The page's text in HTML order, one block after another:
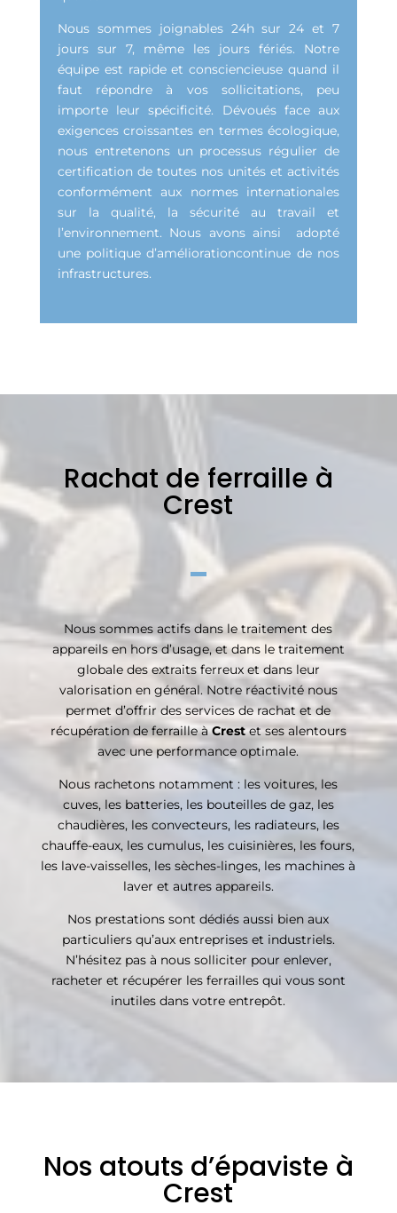
Nous sommes joignables 24h sur 24 et 7
jours sur 7, même les jours fériés. Notre
équipe est rapide et consciencieuse quand il
faut répondre à vos sollicitations, peu
importe leur spécificité. Dévoués face aux
exigences croissantes en termes écologique,
nous entretenons un processus régulier de
certification de toutes nos unités et activités
conformément aux normes internationales
sur la qualité, la sécurité au travail et
l’environnement. Nous avons ainsi adopté
une politique d’améliorationcontinue de nos
infrastructures.
Rachat de ferraille à
Crest
Nous sommes actifs dans le traitement des
appareils en hors d’usage, et dans le traitement
globale des extraits ferreux et dans leur
valorisation en général. Notre réactivité nous
permet d’offrir des services de rachat et de
récupération de ferraille àCrestet ses alentours
avec une performance optimale.
Nous rachetons notamment : les voitures, les
cuves, les batteries, les bouteilles de gaz, les
chaudières, les convecteurs, les radiateurs, les
chauffe-eaux, les cumulus, les cuisinières, les fours,
les lave-vaisselles, les sèches-linges, les machines à
laver et autres appareils.
Nos prestations sont dédiés aussi bien aux
particuliers qu’aux entreprises et industriels.
N’hésitez pas à nous solliciter pour enlever,
racheter et récupérer les ferrailles qui vous sont
inutiles dans votre entrepôt.
Nos atouts d’épaviste à
Crest